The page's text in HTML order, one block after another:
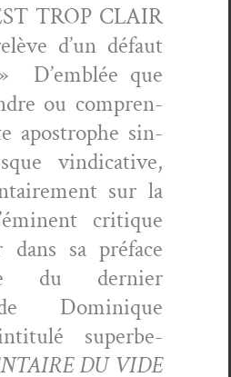
TROP CLAIR
d’un défaut
D’emblée que
ou com­pren­
apos­tro­phe sin­
vin­dica­tive,
sur la
cri­tique
sa pré­face
du dernier
Dominique
superbe­
DU VIDE